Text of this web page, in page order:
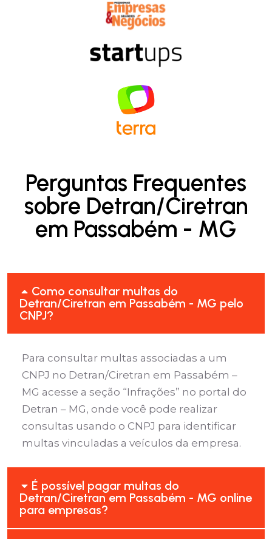
Perguntas Frequentes
sobre Detran/Ciretran
em Passabém - MG
Como consultar multas do
Detran/Ciretran em Passabém - MG pelo
CNPJ?
Para consultar multas associadas a um
CNPJ no Detran/Ciretran em Passabém –
MG acesse a seção “Infrações” no portal do
Detran – MG, onde você pode realizar
consultas usando o CNPJ para identificar
multas vinculadas a veículos da empresa.
É possível pagar multas do
Detran/Ciretran em Passabém - MG online
para empresas?